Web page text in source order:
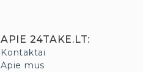
APIE 24TAKE.LT:
Kontaktai
Apie mus